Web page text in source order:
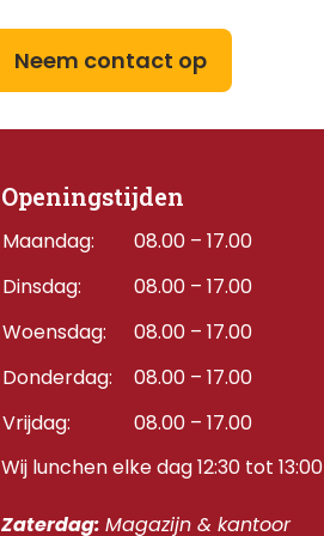
Neem contact op
Openingstijden
Maandag:
08.00 – 17.00
Dinsdag:
08.00 – 17.00
Woensdag:
08.00 – 17.00
Donderdag: 08.00 – 17.00
Vrijdag:
08.00 – 17.00
Wij lunchen elke dag 12:30 tot 13:00
Zaterdag: Magazijn & kantoor